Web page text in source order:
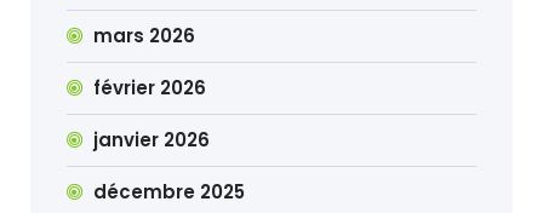
mars 2026
février 2026
janvier 2026
décembre 2025